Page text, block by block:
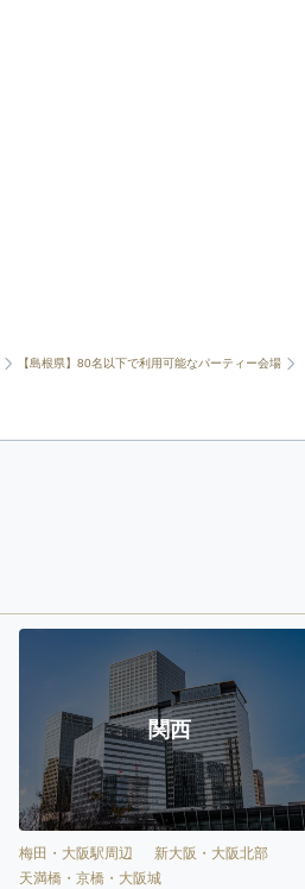
【島根県】80名以下で利用可能なパーティー会場
関西
梅田・大阪駅周辺
新大阪・大阪北部
天満橋・京橋・大阪城